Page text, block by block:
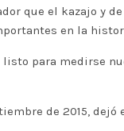
que el kazajo y
en la
para medirse
de 2015,